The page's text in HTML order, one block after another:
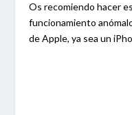
Os recomiendo hacer
funcionamiento
de Apple, ya sea un